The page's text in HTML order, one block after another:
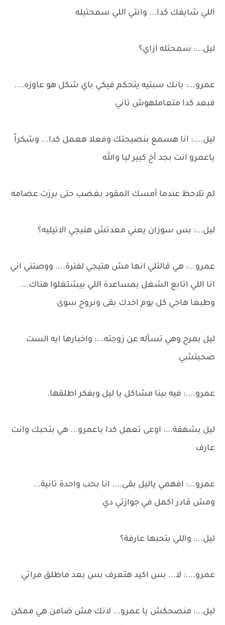
اللي شايفك كدا... وانتي اللي سمحتيله
ليل...: سمحتله ازاي؟
عمرو...: بانك سبتيه يتحكم فيكي باي شكل هو عاوزه....
فبعد كدا متعاملهوش تاني
ليل....: انا هسمع بنصيحتك وفعلا هعمل كدا... وشكراً
ياعمرو انت بجد أخ كبير ليا والله
لم تلاحظ عندما أمسك المقود بغضب حتى برزت عضامه
ليل...: بس سوزان يعني معدتش هتيجي الاتيليه؟
عمرو...: هي قالتلي انها مش هتيجي لفترة.... ووصتني اني
انا اللي اتابع الشغل بمساعدة اللي بيشتغلوا هناك...
وطبعا هاجي كل يوم اخدك بقى ونروح سوى
ليل بمرح وهي تسأله عن زوجته...: واخبارها ايه الست
صحبتشي
عمرو....: فيه بينا مشاكل يا ليل وبفكر اطلقها.
ليل بشهقة...: اوعى تعمل كدا ياعمرو... هي بتحبك وانت
عارف
عمرو...: افهمي ياليل بقى.... انا بحب واحدة تانية...
ومش قادر اكمل في جوازتي دي
ليل...: واللي بتحبها عارفة؟
عمرو....: لا... بس اكيد هتعرف بس بعد ماطلق مراتي
ليل...: منصحكش يا عمرو... لانك مش ضامن هي ممكن